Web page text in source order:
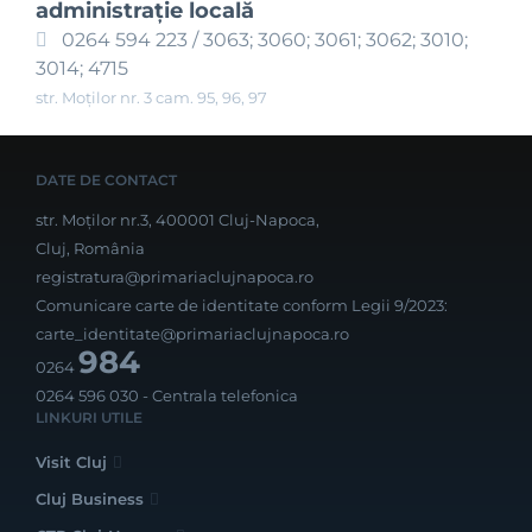
administraţie locală
0264 594 223 / 3063; 3060; 3061; 3062; 3010;
3014; 4715
str. Moților nr. 3 cam. 95, 96, 97
DATE DE CONTACT
str. Moților nr.3, 400001 Cluj-Napoca,
Cluj, România
registratura@primariaclujnapoca.ro
Comunicare carte de identitate conform Legii 9/2023:
carte_identitate@primariaclujnapoca.ro
0264984
0264 596 030 - Centrala telefonica
LINKURI UTILE
Visit Cluj
Cluj Business